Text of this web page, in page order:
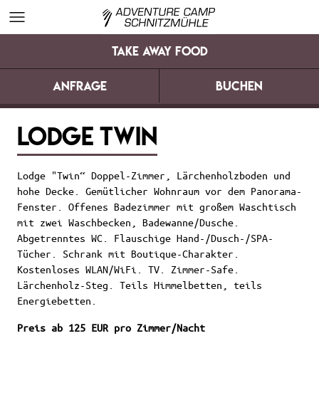
Schnitzmühle Zimmer & Häuser Lodge
Take Away Food
Anfrage Buchen
Lodge Twin
Lodge "Twin“ Doppel-Zimmer, Lärchenholzboden und
hohe Decke. Gemütlicher Wohnraum vor dem Panorama-
Fenster. Offenes Badezimmer mit großem Waschtisch
mit zwei Waschbecken, Badewanne/Dusche.
Abgetrenntes WC. Flauschige Hand-/Dusch-/SPA-
Tücher. Schrank mit Boutique-Charakter.
Kostenloses WLAN/WiFi. TV. Zimmer-Safe.
Lärchenholz-Steg. Teils Himmelbetten, teils
Energiebetten.
Preis ab 125 EUR pro Zimmer/Nacht